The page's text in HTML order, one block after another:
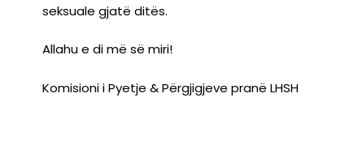
seksuale gjatë ditës.
Allahu e di më së miri!
Komisioni i Pyetje & Përgjigjeve pranë LHSH